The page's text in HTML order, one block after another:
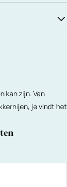
kan zijn. Van
je vindt het